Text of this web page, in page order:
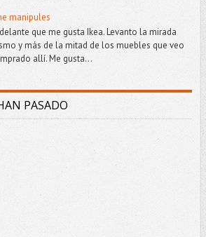
manipules
que me gusta Ikea. Levanto la mirada
y más de la mitad de los muebles que veo
allí. Me gusta...
PASADO